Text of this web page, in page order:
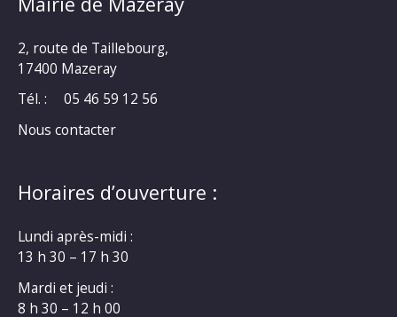
2, route de Taillebourg,
17400 Mazeray
Tél. :
05 46 59 12 56
Nous contacter
Horaires d’ouverture :
Lundi après-midi :
13 h 30 – 17 h 30
Mardi et jeudi :
8 h 30 – 12 h 00